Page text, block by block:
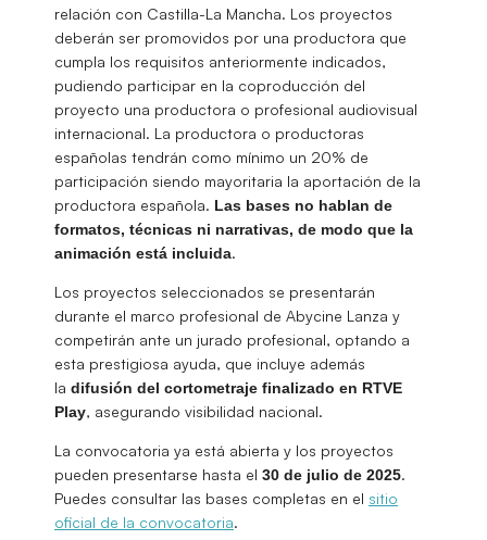
relación con Castilla-La Mancha. Los proyectos
deberán ser promovidos por una productora que
cumpla los requisitos anteriormente indicados,
pudiendo participar en la coproducción del
proyecto una productora o profesional audiovisual
internacional. La productora o productoras
españolas tendrán como mínimo un 20% de
participación siendo mayoritaria la aportación de la
productora española. Las bases no hablan de
formatos, técnicas ni narrativas, de modo que la
animación está incluida.
Los proyectos seleccionados se presentarán
durante el marco profesional de Abycine Lanza y
competirán ante un jurado profesional, optando a
esta prestigiosa ayuda, que incluye además
la difusión del cortometraje finalizado en RTVE
Play, asegurando visibilidad nacional.
La convocatoria ya está abierta y los proyectos
pueden presentarse hasta el 30 de julio de 2025.
Puedes consultar las bases completas en el sitio
oficial de la convocatoria.